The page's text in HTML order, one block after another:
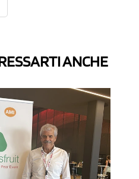
ANCHE